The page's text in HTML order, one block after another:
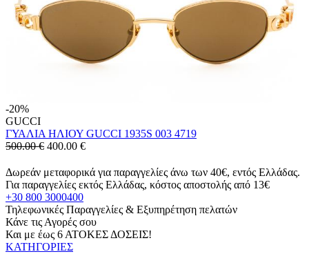
-20%
GUCCI
ΓΥΑΛΙΑ ΗΛΙΟΥ GUCCI 1935S 003 4719
500.00 € 400.00 €
Δωρεάν μεταφορικά για παραγγελίες άνω των 40€, εντός Ελλάδας.
Για παραγγελίες εκτός Ελλάδας, κόστος αποστολής από 13€
+30 800 3000400
Τηλεφωνικές Παραγγελίες & Εξυπηρέτηση πελατών
Κάνε τις Αγορές σου
Και με έως 6 ΑΤΟΚΕΣ ΔΟΣΕΙΣ!
ΚΑΤΗΓΟΡΙΕΣ